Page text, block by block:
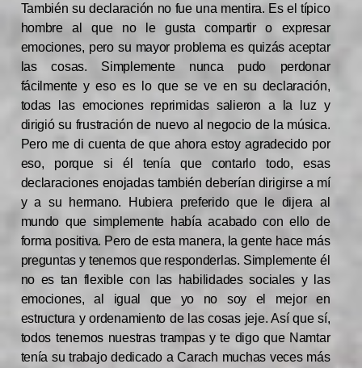
También su declaración no fue una mentira. Es el típico
hombre al que no le gusta compartir o expresar
emociones, pero su mayor problema es quizás aceptar
las cosas. Simplemente nunca pudo perdonar
fácilmente y eso es lo que se ve en su declaración,
todas las emociones reprimidas salieron a la luz y
dirigió su frustración de nuevo al negocio de la música.
Pero me di cuenta de que ahora estoy agradecido por
eso, porque si él tenía que contarlo todo, esas
declaraciones enojadas también deberían dirigirse a mí
y a su hermano. Hubiera preferido que le dijera al
mundo que simplemente había acabado con ello de
forma positiva. Pero de esta manera, la gente hace más
preguntas y tenemos que responderlas. Simplemente él
no es tan flexible con las habilidades sociales y las
emociones, al igual que yo no soy el mejor en
estructura y ordenamiento de las cosas jeje. Así que sí,
todos tenemos nuestras trampas y te digo que Namtar
tenía su trabajo dedicado a Carach muchas veces más